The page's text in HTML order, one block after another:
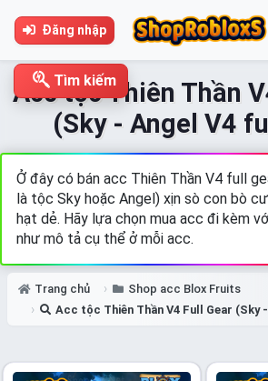
Đăng nhập
Acc tộc Thiên Thần
(Sky - Angel V4
Ở đây có bán acc Thiên Thần V4 full
là tộc Sky hoặc Angel) xịn sò con bò
hạt dẻ. Hãy lựa chọn mua acc đi kèm
như mô tả cụ thể ở mỗi acc.
Trang chủ
Shop acc Blox Fruits
Acc tộc Thiên Thần V4 Full Gear (Sky
Tìm kiếm